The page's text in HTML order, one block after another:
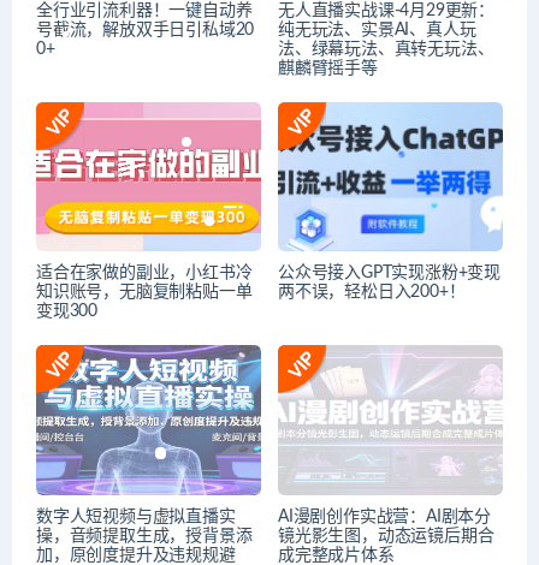
全行业引流利器！一键自动养
号截流，解放双手日引私域20
0+
无人直播实战课-4月29更新：
纯无玩法、实景AI、真人玩
法、绿幕玩法、真转无玩法、
麒麟臂摇手等
适合在家做的副业，小红书冷
知识账号，无脑复制粘贴一单
变现300
公众号接入GPT实现涨粉+变现
两不误，轻松日入200+！
数字人短视频与虚拟直播实
操，音频提取生成，授背景添
加，原创度提升及违规规避
AI漫剧创作实战营：AI剧本分
镜光影生图，动态运镜后期合
成完整成片体系